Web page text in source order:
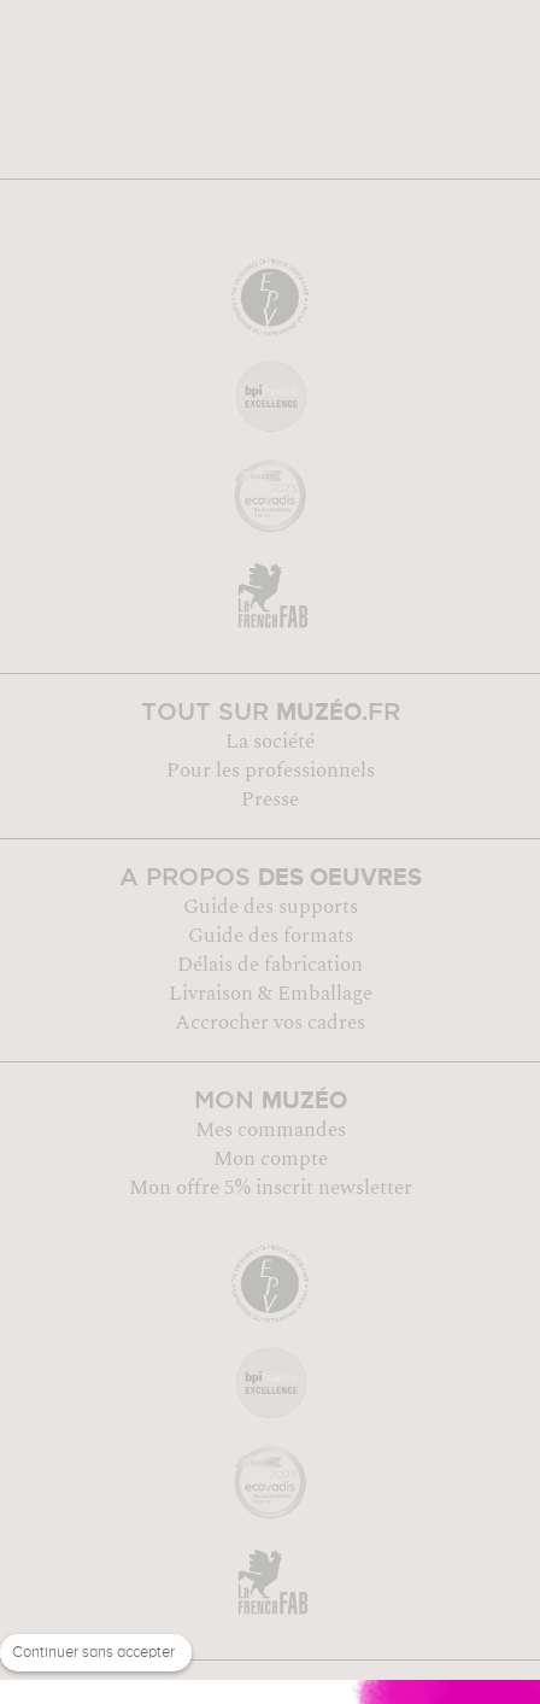
TOUT SUR MUZÉO.FR
La société
Pour les professionnels
Presse
A PROPOS DES OEUVRES
Guide des supports
Guide des formats
Délais de fabrication
Livraison & Emballage
Accrocher vos cadres
MON MUZÉO
Mes commandes
Mon compte
Mon offre 5% inscrit newsletter
Continuer sans accepter